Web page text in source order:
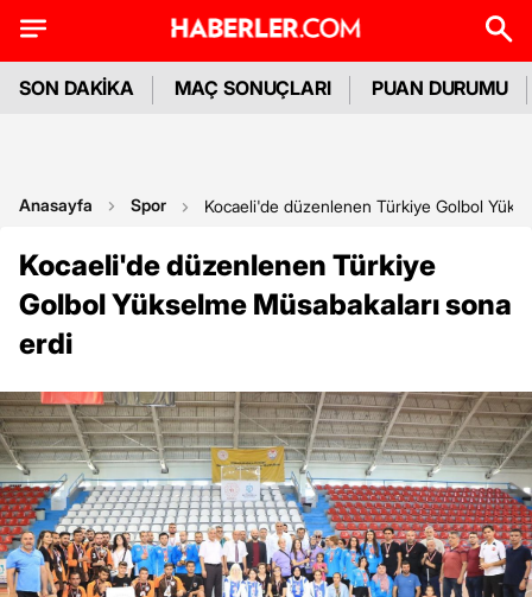
SON DAKİKA MAÇ SONUÇLARI PUAN DURUMU
Anasayfa Spor Kocaeli'de düzenlenen Türkiye Golbol
Kocaeli'de düzenlenen Türkiye
Golbol Yükselme Müsabakaları sona
erdi